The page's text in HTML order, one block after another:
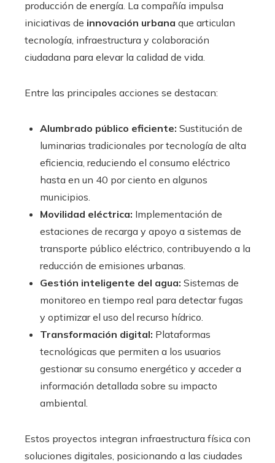
producción de energía. La compañía impulsa
iniciativas de innovación urbana que articulan
tecnología, infraestructura y colaboración
ciudadana para elevar la calidad de vida.
Entre las principales acciones se destacan:
Alumbrado público eficiente: Sustitución de
luminarias tradicionales por tecnología de alta
eficiencia, reduciendo el consumo eléctrico
hasta en un 40 por ciento en algunos
municipios.
Movilidad eléctrica: Implementación de
estaciones de recarga y apoyo a sistemas de
transporte público eléctrico, contribuyendo a la
reducción de emisiones urbanas.
Gestión inteligente del agua: Sistemas de
monitoreo en tiempo real para detectar fugas
y optimizar el uso del recurso hídrico.
Transformación digital: Plataformas
tecnológicas que permiten a los usuarios
gestionar su consumo energético y acceder a
información detallada sobre su impacto
ambiental.
Estos proyectos integran infraestructura física con
soluciones digitales, posicionando a las ciudades